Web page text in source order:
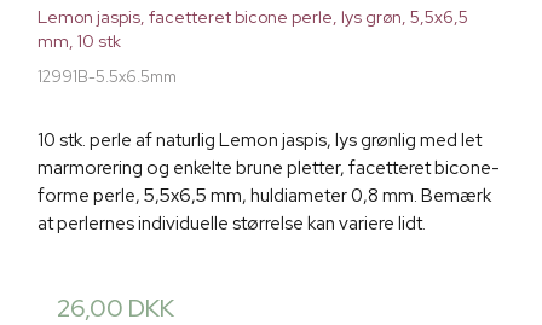
Lemon jaspis, facetteret bicone perle, lys grøn, 5,5x6,5
mm, 10 stk
12991B-5.5x6.5mm
10 stk. perle af naturlig Lemon jaspis, lys grønlig med let
marmorering og enkelte brune pletter, facetteret bicone-
forme perle, 5,5x6,5 mm, huldiameter 0,8 mm. Bemærk
at perlernes individuelle størrelse kan variere lidt.
26,00 DKK